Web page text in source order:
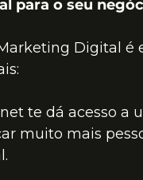
para o seu
Digital é
te dá acesso a
muito mais